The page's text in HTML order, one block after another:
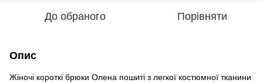
До обраного Порівняти
Опис
Жіночі короткі брюки Олена пошиті з легкої костюмної тканини